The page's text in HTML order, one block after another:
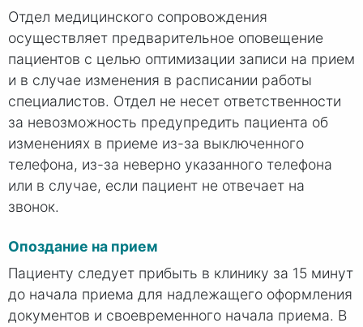
Отдел медицинского сопровождения
осуществляет предварительное оповещение
пациентов с целью оптимизации записи на прием
и в случае изменения в расписании работы
специалистов. Отдел не несет ответственности
за невозможность предупредить пациента об
изменениях в приеме из-за выключенного
телефона, из-за неверно указанного телефона
или в случае, если пациент не отвечает на
звонок.
Опоздание на прием
Пациенту следует прибыть в клинику за 15 минут
до начала приема для надлежащего оформления
документов и своевременного начала приема. В